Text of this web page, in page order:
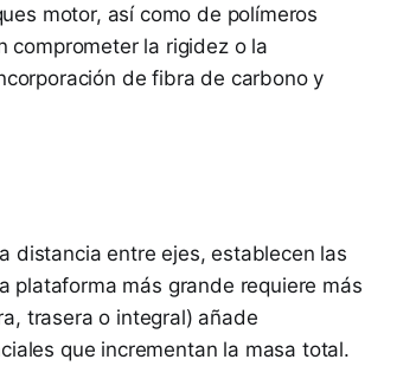
motor, así como de polímeros
comprometer la rigidez o la
de fibra de carbono y
distancia entre ejes, establecen las
plataforma más grande requiere más
trasera o integral) añade
que incrementan la masa total.